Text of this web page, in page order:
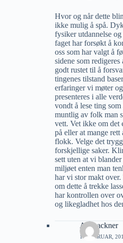
Hvor og når dette
ikke mulig å spå.
fysiker utdannelse
faget har forsøkt å
oss som har valgt å
sidene som
godt rustet til å
tingenes tilstand
erfaringer vi møter
presenteres i alle
vondt å lese ting
muntlig av folk man
vett. Vet ikke om det
på eller at mange
flokk. Velge det
forskjellige saker.
sett uten at vi
miljøet enten man
har vi stor makt
om dette å trekke
har kontrollen over
og likegladhet hos
Alf Lackner
11 FEBRUAR,